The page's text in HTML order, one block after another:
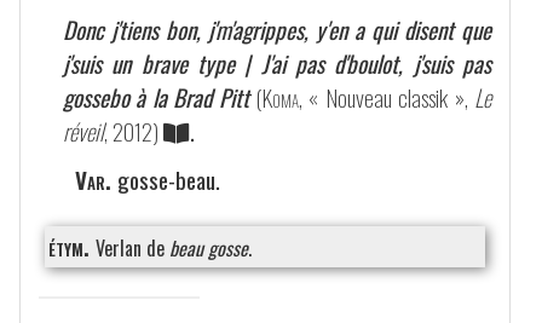
Donc j'tiens bon, j'm'agrippes, y'en a qui disent que
j'suis un brave type | J'ai pas d'boulot, j'suis pas
gossebo à la Brad Pitt (Koma, « Nouveau classik », Le
réveil, 2012)
.
Var. gosse-beau.
étym. Verlan de beau gosse.